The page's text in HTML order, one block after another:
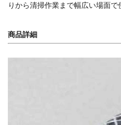
りから清掃作業まで幅広い場面で
商品詳細